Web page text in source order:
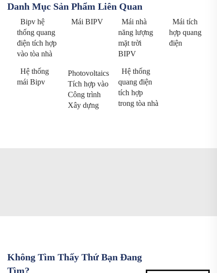
Danh Mục Sản Phẩm Liên Quan
Bipv hệ
thống quang
điện tích hợp
vào tòa nhà
Mái BIPV
Mái nhà
năng lượng
mặt trời
BIPV
Mái tích
hợp quang
điện
Hệ thống
mái Bipv
Photovoltaics
Tích hợp vào
Công trình
Xây dựng
Hệ thống
quang điện
tích hợp
trong tòa nhà
Không Tìm Thấy Thứ Bạn Đang
Tìm?